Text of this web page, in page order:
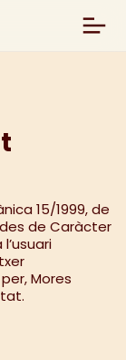
15/1999, de
de Caràcter
Mores